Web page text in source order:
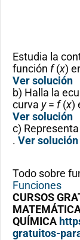
Estudia la
función f(x)
Ver solución
b) Halla la
curva y= f(x)
Ver solución
c)
. Ver solución
Todo sobre
Funciones
CURSOS
QUÍMICA
gratuitos-